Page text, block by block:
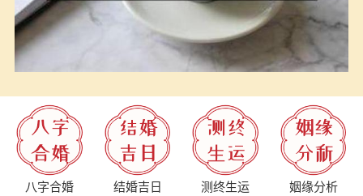
八字合婚 结婚吉日 测终生运 姻缘分析